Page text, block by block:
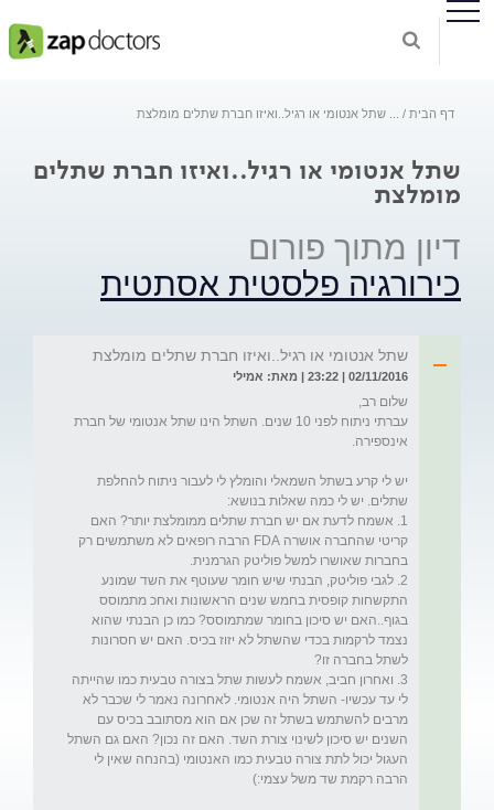
דף הבית שתל אנטומי או רגיל..ואיזו חברת שתלים מומלצת
שתל אנטומי או רגיל..ואיזו חברת שתלים
מומלצת
דיון מתוך פורום
כירורגיה פלסטית אסתטית
שתל אנטומי או רגיל..ואיזו חברת שתלים מומלצת
02/11/2016 | 23:22 | מאת: אמילי
עברתי ניתוח לפני 10 שנים. השתל הינו שתל אנטומי של חברת
יש לי קרע בשתל השמאלי והומלץ לי לעבור ניתוח להחלפת
1. אשמח לדעת אם יש חברת שתלים ממומלצת יותר? האם
קריטי שהחברה אושרה FDA הרבה רופאים לא משתמשים רק
2. לגבי פוליטק, הבנתי שיש חומר שעוטף את השד שמונע
התקשחות קופסית בחמש שנים הראשונות ואחכ מתמוסס
בגוף..האם יש סיכון בחומר שמתמוסס? כמו כן הבנתי שהוא
נצמד לרקמות בכדי שהשתל לא יזוז בכיס. האם יש חסרונות
3. ואחרון חביב, אשמח לעשות שתל בצורה טבעית כמו שהייתה
לי עד עכשיו- השתל היה אנטומי. לאחרונה נאמר לי שכבר לא
מרבים להשתמש בשתל זה שכן אם הוא מסתובב בכיס עם
השנים יש סיכון לשינוי צורת השד. האם זה נכון? האם גם השתל
העגול יכול לתת צורה טבעית כמו האנטומי (בהנחה שאין לי